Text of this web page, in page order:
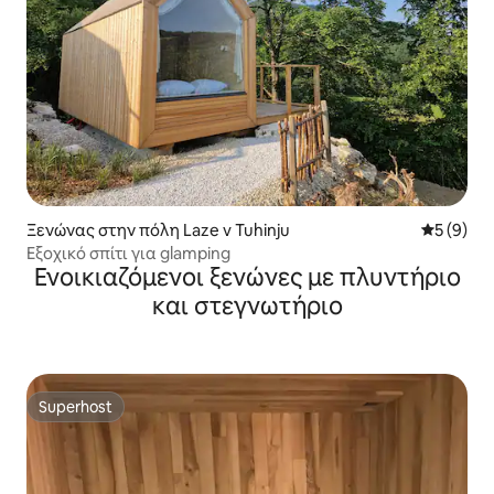
Ξενώνας στην πόλη Laze v Tuhinju Μέση
5 (9)
Εξοχικό σπίτι για glamping
Ενοικιαζόμενοι ξενώνες με πλυντήριο
και στεγνωτήριο
Superhost
Superhost